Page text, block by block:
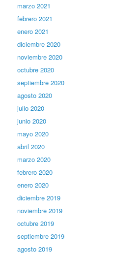
marzo 2021
febrero 2021
enero 2021
diciembre 2020
noviembre 2020
octubre 2020
septiembre 2020
agosto 2020
julio 2020
junio 2020
mayo 2020
abril 2020
marzo 2020
febrero 2020
enero 2020
diciembre 2019
noviembre 2019
octubre 2019
septiembre 2019
agosto 2019